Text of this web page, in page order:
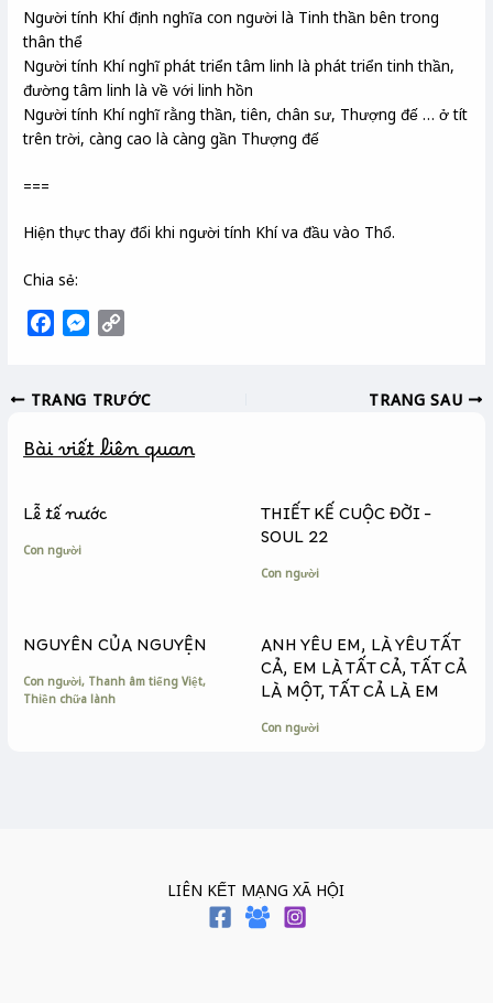
Người tính Khí định nghĩa con người là Tinh thần bên trong
thân thể
Người tính Khí nghĩ phát triển tâm linh là phát triển tinh thần,
đường tâm linh là về với linh hồn
Người tính Khí nghĩ rằng thần, tiên, chân sư, Thượng đế … ở tít
trên trời, càng cao là càng gần Thượng đế
===
Hiện thực thay đổi khi người tính Khí va đầu vào Thổ.
Chia sẻ:
e
o
k
M
s
n
e
y
i
TRANG TRƯỚC TRANG SAU
Bài viết liên quan
Lễ tế nước
Con người
THIẾT KẾ CUỘC ĐỜI –
SOUL 22
Con người
NGUYÊN CỦA NGUYỆN
Con người, Thanh âm tiếng Việt,
Thiền chữa lành
ANH YÊU EM, LÀ YÊU TẤT
CẢ, EM LÀ TẤT CẢ, TẤT CẢ
LÀ MỘT, TẤT CẢ LÀ EM
Con người
LIÊN KẾT MẠNG XÃ HỘI